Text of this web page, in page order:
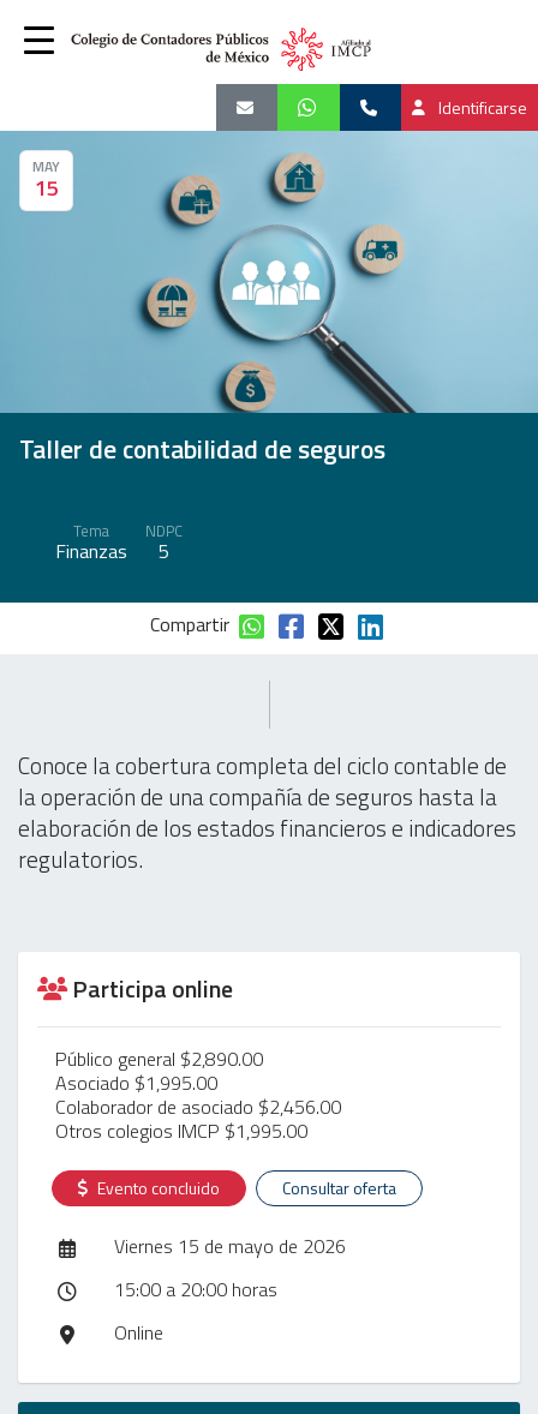
Identificarse
MAY
15
Taller de contabilidad de seguros
Tema
Finanzas
NDPC
5
Compartir
Conoce la cobertura completa del ciclo contable de
la operación de una compañía de seguros hasta la
elaboración de los estados financieros e indicadores
regulatorios.
Participa online
Público general $2,890.00
Asociado $1,995.00
Colaborador de asociado $2,456.00
Otros colegios IMCP $1,995.00
Evento concluido Consultar oferta
Viernes 15 de mayo de 2026
15:00 a 20:00 horas
Online